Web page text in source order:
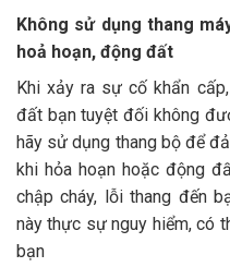
Không sử dụng thang
hoả hoạn, động đất
Khi xảy ra sự cố khẩn
đất bạn tuyệt đối không
hãy sử dụng thang bộ để
khi hỏa hoạn hoặc động
chập cháy, lỗi thang đến
này thực sự nguy hiểm, có
bạn